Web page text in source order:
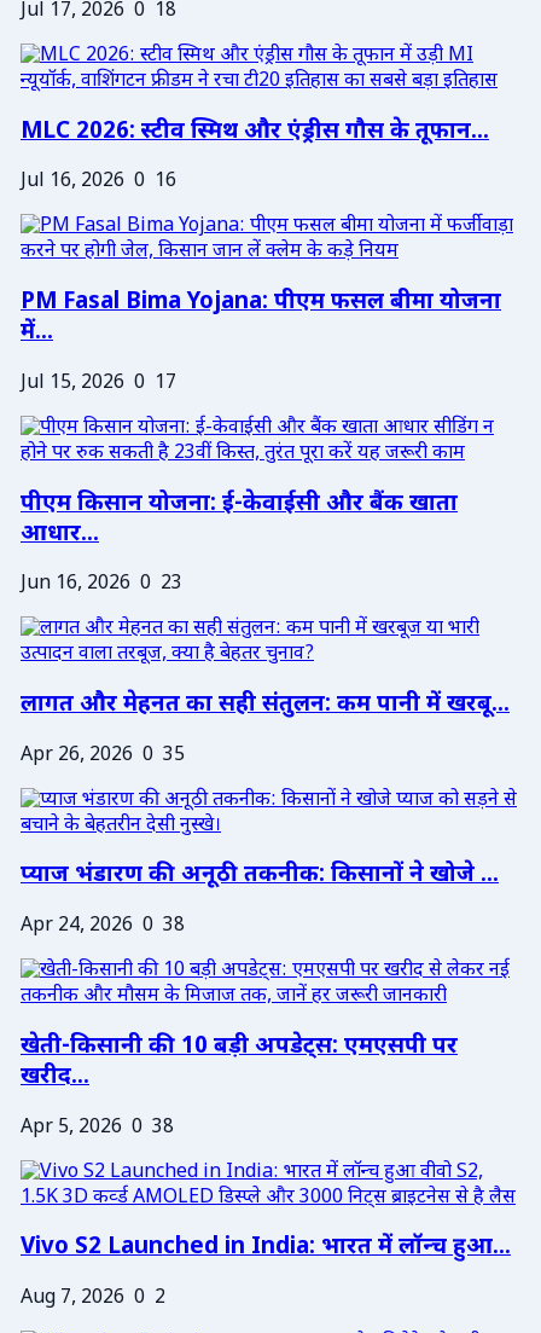
Jul 17, 2026 0 18
MLC 2026: स्टीव स्मिथ और एंड्रीस गौस के तूफान...
Jul 16, 2026 0 16
PM Fasal Bima Yojana: पीएम फसल बीमा योजना
में...
Jul 15, 2026 0 17
पीएम किसान योजना: ई-केवाईसी और बैंक खाता
आधार...
Jun 16, 2026 0 23
लागत और मेहनत का सही संतुलन: कम पानी में खरबू...
Apr 26, 2026 0 35
प्याज भंडारण की अनूठी तकनीक: किसानों ने खोजे ...
Apr 24, 2026 0 38
खेती-किसानी की 10 बड़ी अपडेट्स: एमएसपी पर
खरीद...
Apr 5, 2026 0 38
Vivo S2 Launched in India: भारत में लॉन्च हुआ...
Aug 7, 2026 0 2